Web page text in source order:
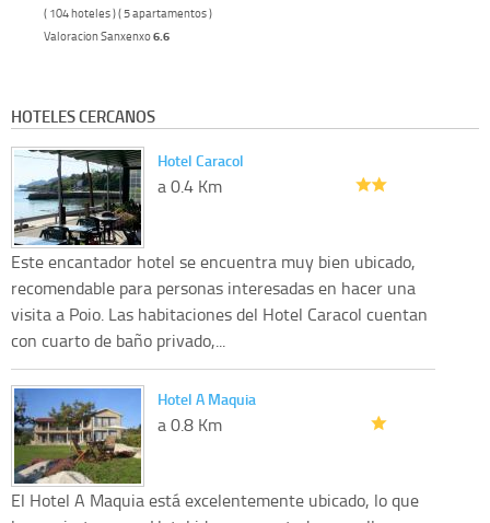
( 104 hoteles ) ( 5 apartamentos )
Valoracion Sanxenxo6.6
HOTELES CERCANOS
Hotel Caracol
a 0.4 Km
Este encantador hotel se encuentra muy bien ubicado,
recomendable para personas interesadas en hacer una
visita a Poio. Las habitaciones del Hotel Caracol cuentan
con cuarto de baño privado,...
Hotel A Maquia
a 0.8 Km
El Hotel A Maquia está excelentemente ubicado, lo que